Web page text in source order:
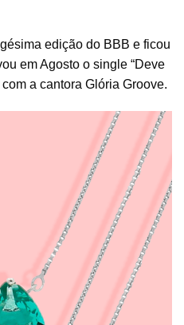
edição do BBB e ficou
em Agosto o single “Deve
a cantora Glória Groove.